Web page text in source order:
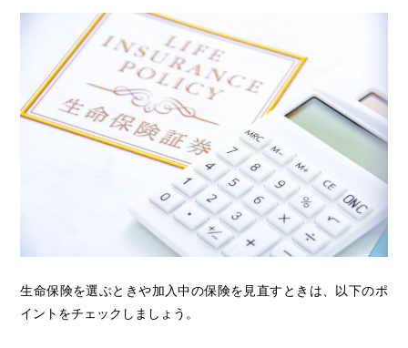
生命保険を選ぶときや加入中の保険を見直すときは、以下のポ
イントをチェックしましょう。